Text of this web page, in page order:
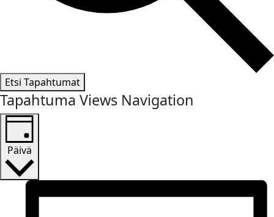
Etsi Tapahtumat
Tapahtuma Views Navigation
Päivä